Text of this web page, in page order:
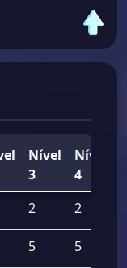
Nível
3
Nível
4
2 2
5 5